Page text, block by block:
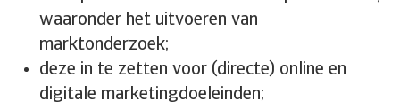
waaronder het uitvoeren van
marktonderzoek;
deze in te zetten voor (directe) online en
digitale marketingdoeleinden;